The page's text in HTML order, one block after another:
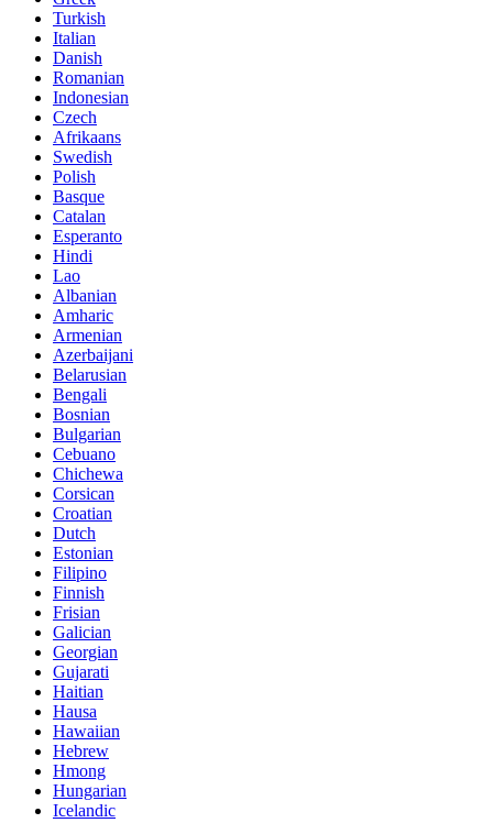
Turkish
Italian
Danish
Romanian
Indonesian
Czech
Afrikaans
Swedish
Polish
Basque
Catalan
Esperanto
Hindi
Lao
Albanian
Amharic
Armenian
Azerbaijani
Belarusian
Bengali
Bosnian
Bulgarian
Cebuano
Chichewa
Corsican
Croatian
Dutch
Estonian
Filipino
Finnish
Frisian
Galician
Georgian
Gujarati
Haitian
Hausa
Hawaiian
Hebrew
Hmong
Hungarian
Icelandic